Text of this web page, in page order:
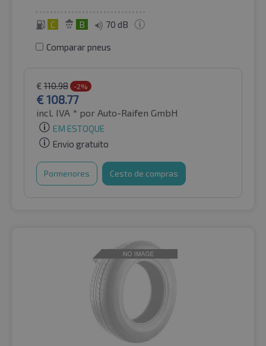
C B 70 dB
Comparar pneus
€ 110.98 -2%
€108.77
incl. IVA * por Auto-Raifen GmbH
EM ESTOQUE
Envio gratuito
Pormenores Cesto de compras